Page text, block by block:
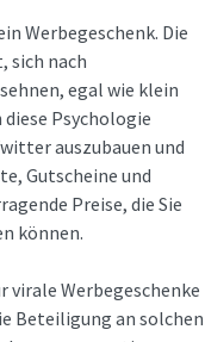
Werbegeschenk. Die
sich nach
egal wie klein
Psychologie
auszubauen und
Gutscheine und
Preise, die Sie
können.
virale Werbegeschenke
Beteiligung an solchen